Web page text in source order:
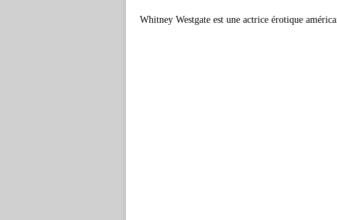
Whitney Westgate est une actrice érotique